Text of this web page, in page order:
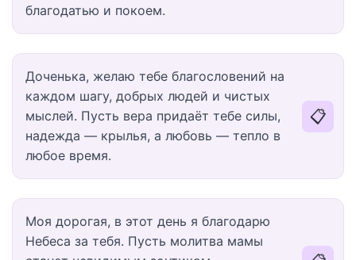
благодатью и покоем.
Доченька, желаю тебе благословений на
каждом шагу, добрых людей и чистых
мыслей. Пусть вера придаёт тебе силы,
надежда — крылья, а любовь — тепло в
любое время.
📋
Моя дорогая, в этот день я благодарю
Небеса за тебя. Пусть молитва мамы